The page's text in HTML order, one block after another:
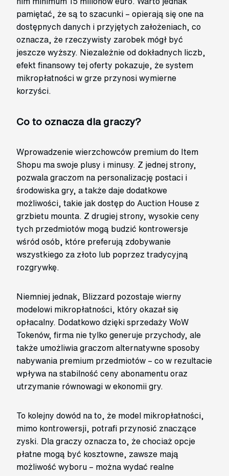
pamiętać, że są to szacunki – opierają się one na
dostępnych danych i przyjętych założeniach, co
oznacza, że rzeczywisty zarobek mógł być
jeszcze wyższy. Niezależnie od dokładnych liczb,
efekt finansowy tej oferty pokazuje, że system
mikropłatności w grze przynosi wymierne
korzyści.
Co to oznacza dla graczy?
Wprowadzenie wierzchowców premium do Item
Shopu ma swoje plusy i minusy. Z jednej strony,
pozwala graczom na personalizację postaci i
środowiska gry, a także daje dodatkowe
możliwości, takie jak dostęp do Auction House z
grzbietu mounta. Z drugiej strony, wysokie ceny
tych przedmiotów mogą budzić kontrowersje
wśród osób, które preferują zdobywanie
wszystkiego za złoto lub poprzez tradycyjną
rozgrywkę.
Niemniej jednak, Blizzard pozostaje wierny
modelowi mikropłatności, który okazał się
opłacalny. Dodatkowo dzięki sprzedaży WoW
Tokenów, firma nie tylko generuje przychody, ale
także umożliwia graczom alternatywne sposoby
nabywania premium przedmiotów – co w rezultacie
wpływa na stabilność ceny abonamentu oraz
utrzymanie równowagi w ekonomii gry.
To kolejny dowód na to, że model mikropłatności,
mimo kontrowersji, potrafi przynosić znaczące
zyski. Dla graczy oznacza to, że chociaż opcje
płatne mogą być kosztowne, zawsze mają
możliwość wyboru – można wydać realne